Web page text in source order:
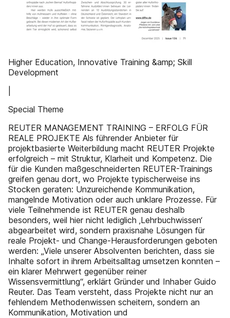
Higher Education, Innovative Training &amp; Skill
Development
Special Theme
REUTER MANAGEMENT TRAINING – ERFOLG FÜR
REALE PROJEKTE Als führender Anbieter für
projektbasierte Weiterbildung macht REUTER Projekte
erfolgreich – mit Struktur, Klarheit und Kompetenz. Die
für die Kunden maßgeschneiderten REUTER-Trainings
greifen genau dort, wo Projekte typischerweise ins
Stocken geraten: Unzureichende Kommunikation,
mangelnde Motivation oder auch unklare Prozesse. Für
viele Teilnehmende ist REUTER genau deshalb
besonders, weil hier nicht lediglich ‚Lehrbuchwissen‘
abgearbeitet wird, sondern praxisnahe Lösungen für
reale Projekt- und Change-Herausforderungen geboten
werden: „Viele unserer Absolventen berichten, dass sie
Inhalte sofort in ihrem Arbeitsalltag umsetzen konnten –
ein klarer Mehrwert gegenüber reiner
Wissensvermittlung“, erklärt Gründer und Inhaber Guido
Reuter. Das Team versteht, dass Projekte nicht nur an
fehlendem Methodenwissen scheitern, sondern an
Kommunikation, Motivation und